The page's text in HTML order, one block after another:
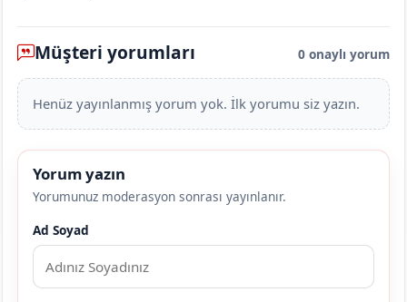
Müşteri yorumları 0 onaylı yorum
Henüz yayınlanmış yorum yok. İlk yorumu siz yazın.
Yorum yazın
Yorumunuz moderasyon sonrası yayınlanır.
Ad Soyad